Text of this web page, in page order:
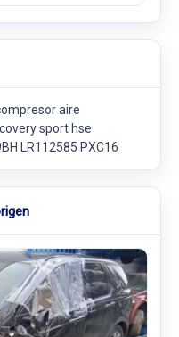
aire
sport hse
LR112585 PXC16